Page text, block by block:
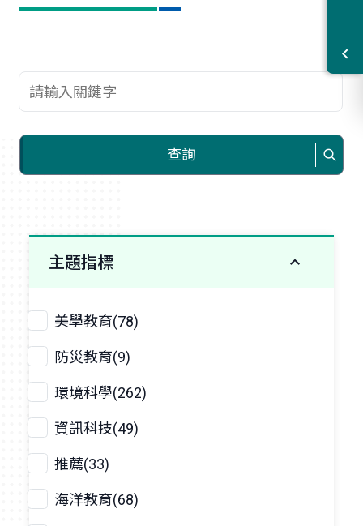
查詢關鍵字
查詢
主題指標
美學教育(78)
防災教育(9)
環境科學(262)
資訊科技(49)
推薦(33)
海洋教育(68)